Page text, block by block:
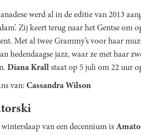
werd al in de editie van 2013
Zij keert terug naar het Gentse om
Met al twee Grammy’s voor haar
hedendaagse jazz, waar ze met haar
Diana Krall staat op 5 juli om 22 uur
van: Cassandra Wilson
winterslaap van een decennium is